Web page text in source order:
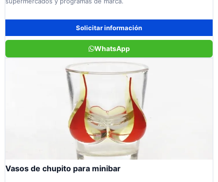
Solicitar información
WhatsApp
Vasos de chupito para minibar